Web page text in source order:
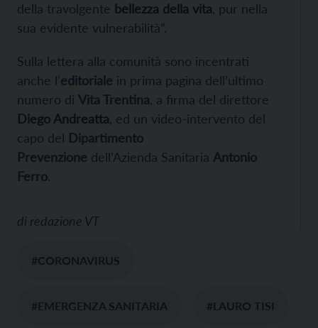
della travolgente bellezza della vita , pur nella
sua evidente vulnerabilità”.
Sulla lettera alla comunità sono incentrati
anche l’editoriale in prima pagina dell’ultimo
numero di Vita Trentina , a firma del direttore
Diego Andreatta , ed un video-intervento del
capo del Dipartimento
Prevenzione dell’Azienda Sanitaria Antonio
Ferro.
di redazione VT
#CORONAVIRUS
#EMERGENZA SANITARIA #LAURO TISI